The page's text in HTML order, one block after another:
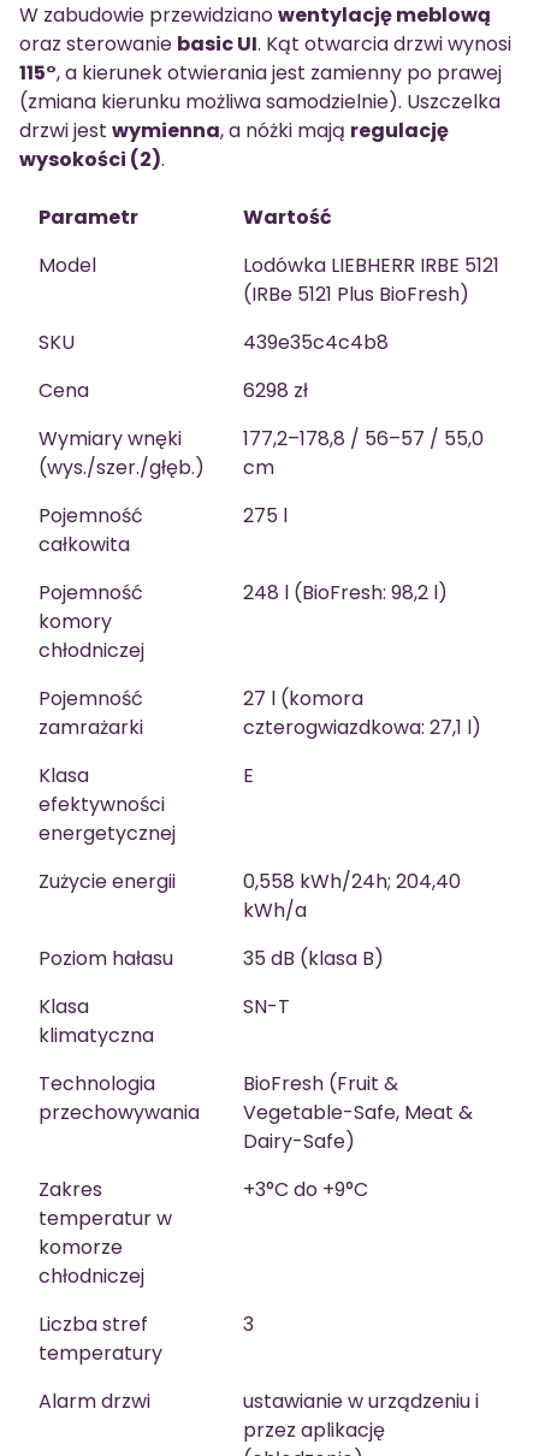
W zabudowie przewidzianowentylację meblową
oraz sterowanie basic UI. Kąt otwarcia drzwi wynosi
115°, a kierunek otwierania jest zamienny po prawej
(zmiana kierunku możliwa samodzielnie). Uszczelka
drzwi jest wymienna, a nóżki mają regulację
wysokości (2).
Parametr
Wartość
Model
Lodówka LIEBHERR IRBE 5121
(IRBe 5121 Plus BioFresh)
SKU
439e35c4c4b8
Cena
6298 zł
Wymiary wnęki
(wys./szer./głęb.)
177,2–178,8 / 56–57 / 55,0
cm
Pojemność
całkowita
275 l
Pojemność
komory
chłodniczej
248 l (BioFresh: 98,2 l)
Pojemność
zamrażarki
27 l (komora
czterogwiazdkowa: 27,1 l)
Klasa
efektywności
energetycznej
E
Zużycie energii
0,558 kWh/24h; 204,40
kWh/a
Poziom hałasu
35 dB (klasa B)
Klasa
klimatyczna
SN-T
Technologia
przechowywania
BioFresh (Fruit &
Vegetable-Safe, Meat &
Dairy-Safe)
Zakres
temperatur w
komorze
chłodniczej
+3°C do +9°C
Liczba stref
temperatury
3
Alarm drzwi
ustawianie w urządzeniu i
przez aplikację